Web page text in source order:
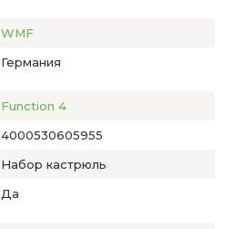
WMF
Германия
Function 4
4000530605955
Набор кастрюль
Да